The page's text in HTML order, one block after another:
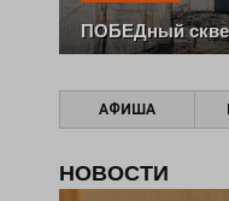
ПОБЕДный
АФИША
НОВОСТИ